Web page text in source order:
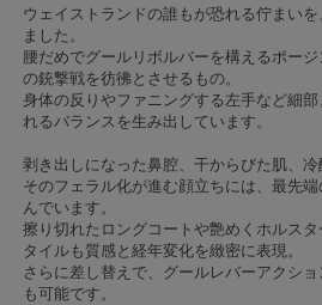
ウェイストランドの誰もが恐れる佇まい
ました。
腰だめでグールリボルバーを構えるポー
の銃撃戦を彷彿とさせるもの。
身体の反りやファニングする左手など細
れるバランスを生み出しています。
剥き出しになった鼻腔、干からびた肌、冷
そのフェラル化が進む顔立ちには、最先
んでいます。
擦り切れたロングコートや艶めくホルス
タイルも質感と経年変化を緻密に表現。
さらに差し替えで、グールレバーアクシ
も可能です。